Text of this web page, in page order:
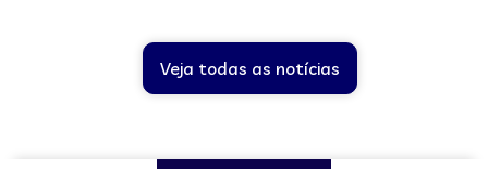
Veja todas as notícias